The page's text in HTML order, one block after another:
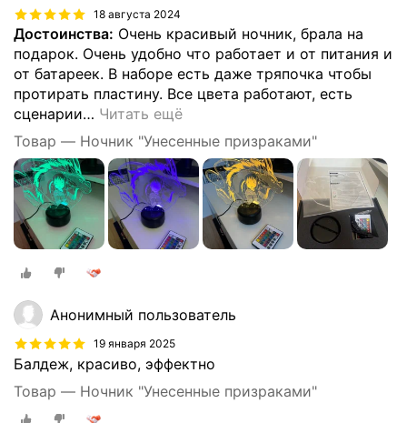
18 августа 2024
Достоинства: Очень красивый ночник, брала на
подарок. Очень удобно что работает и от питания и
от батареек. В наборе есть даже тряпочка чтобы
протирать пластину. Все цвета работают, есть
сценарии… Читать ещё
Товар — Ночник "Унесенные призраками"
Анонимный пользователь
19 января 2025
Балдеж, красиво, эффектно
Товар — Ночник "Унесенные призраками"